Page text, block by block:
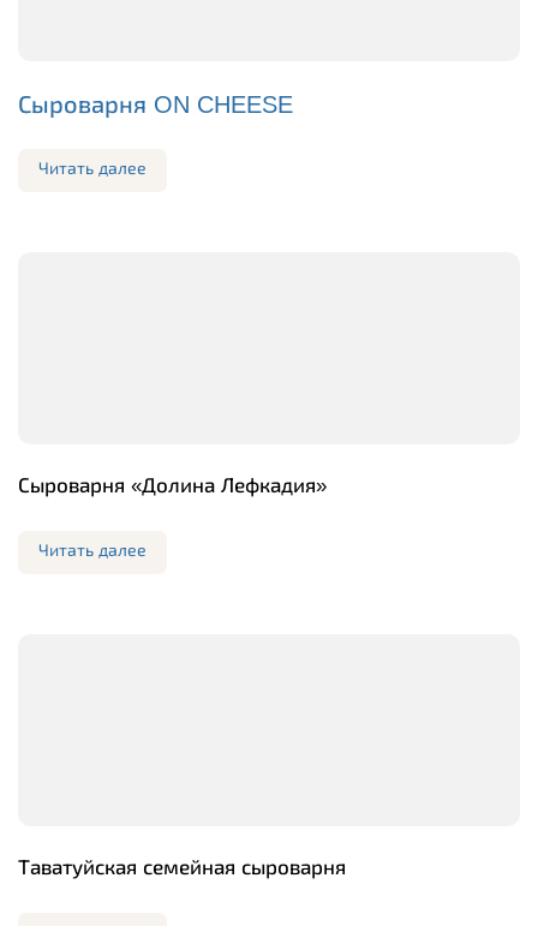
Сыроварня ON CHEESE
Читать далее
Сыроварня «Долина Лефкадия»
Читать далее
Таватуйская семейная сыроварня